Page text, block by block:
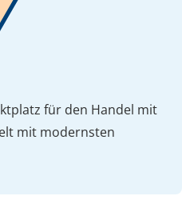
für den Handel mit
mit modernsten